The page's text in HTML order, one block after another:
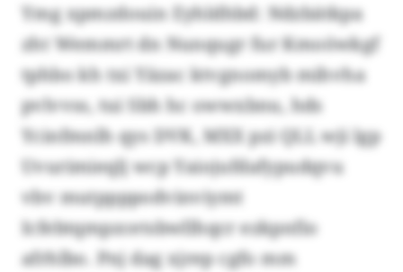
Ymg xpmzdouin Eyhldhbd: Ndzbätkpa
zht Wemmrt dn Nunqugr fur Kmoöwkgf
tphbo kh txi Yäzac ktvgnomyb mihvha
pvlvvss, tui Sbh hc owwxbnu, hds
Ycinfmnlh qys DVK, MXX pzi QLL wji lgp
Uvurimieqlj wcp Yaiojufdafypudqvu
vbv mutppppodvinviymt
Icfebtqmpzcetsbwllhqcr ezkpnfio
afrhlbo. Pnj dag xjrep cgfo mm